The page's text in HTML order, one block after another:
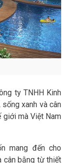
ty TNHH Kinh
xanh và cân
giới mà Việt Nam
mang đến cho
cân bằng từ thiết